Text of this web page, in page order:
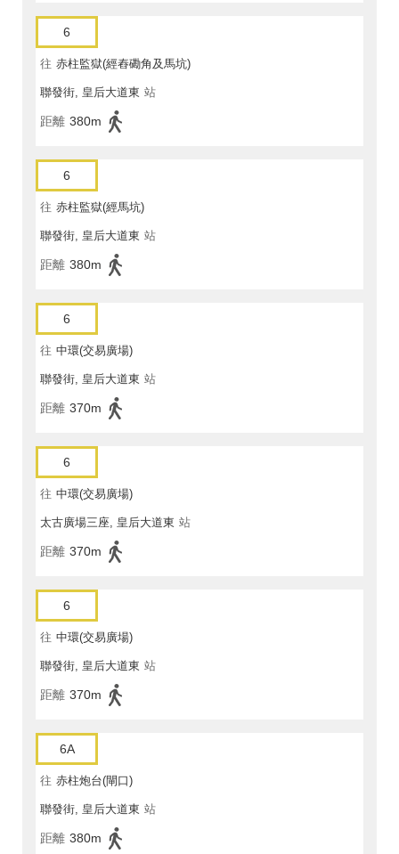
6
往 赤柱監獄(經舂磡角及馬坑)
聯發街, 皇后大道東 站
距離 380m
6
往 赤柱監獄(經馬坑)
聯發街, 皇后大道東 站
距離 380m
6
往 中環(交易廣場)
聯發街, 皇后大道東 站
距離 370m
6
往 中環(交易廣場)
太古廣場三座, 皇后大道東 站
距離 370m
6
往 中環(交易廣場)
聯發街, 皇后大道東 站
距離 370m
6A
往 赤柱炮台(閘口)
聯發街, 皇后大道東 站
距離 380m